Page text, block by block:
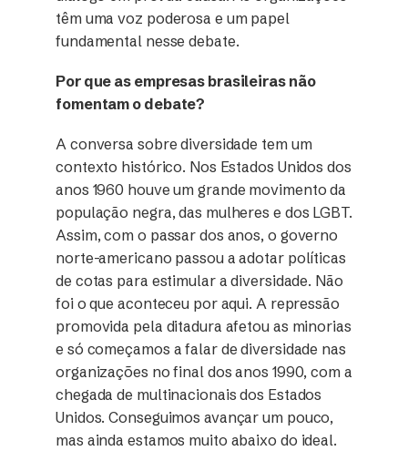
têm uma voz poderosa e um papel
fundamental nesse debate.
Por que as empresas brasileiras não
fomentam o debate?
A conversa sobre diversidade tem um
contexto histórico. Nos Estados Unidos dos
anos 1960 houve um grande movimento da
população negra, das mulheres e dos LGBT.
Assim, com o passar dos anos, o governo
norte-americano passou a adotar políticas
de cotas para estimular a diversidade. Não
foi o que aconteceu por aqui. A repressão
promovida pela ditadura afetou as minorias
e só começamos a falar de diversidade nas
organizações no final dos anos 1990, com a
chegada de multinacionais dos Estados
Unidos. Conseguimos avançar um pouco,
mas ainda estamos muito abaixo do ideal.